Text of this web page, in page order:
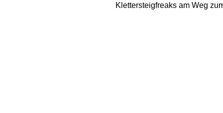
Klettersteigfreaks am Weg